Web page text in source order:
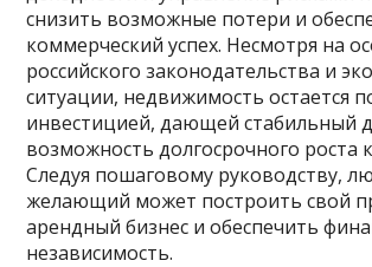
снизить возможные потери и
коммерческий успех. Несмотря на
российского законодательства и
ситуации, недвижимость остается
инвестицией, дающей стабильный
возможность долгосрочного роста
Следуя пошаговому руководству,
желающий может построить свой
арендный бизнес и обеспечить
независимость.